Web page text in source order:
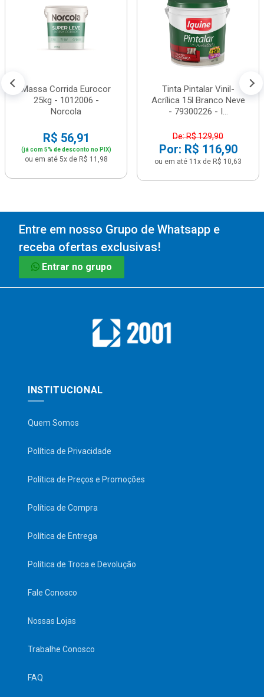
Massa Corrida Eurocor
25kg - 1012006 -
Norcola
R$ 56,91
(já com 5% de desconto no PIX)
ou em até 5x de R$ 11,98
Tinta Pintalar Vinil-
Acrílica 15l Branco Neve
- 79300226 - I...
De: R$ 129,90
Por: R$ 116,90
ou em até 11x de R$ 10,63
Entre em nosso Grupo de Whatsapp e
receba ofertas exclusivas!
Entrar no grupo
INSTITUCIONAL
Quem Somos
Política de Privacidade
Política de Preços e Promoções
Política de Compra
Política de Entrega
Política de Troca e Devolução
Fale Conosco
Nossas Lojas
Trabalhe Conosco
FAQ